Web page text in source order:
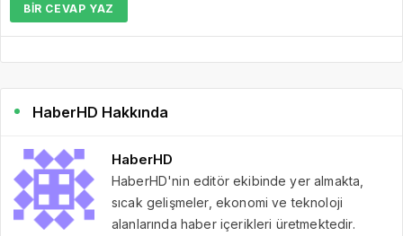
BIR CEVAP YAZ
HaberHD Hakkında
HaberHD
HaberHD'nin editör ekibinde yer almakta,
sıcak gelişmeler, ekonomi ve teknoloji
alanlarında haber içerikleri üretmektedir.